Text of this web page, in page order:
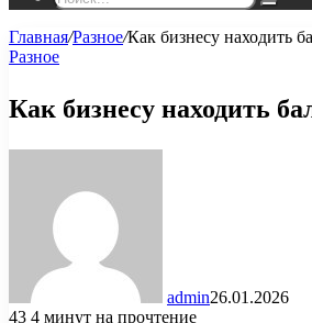
Главная/Разное/Как бизнесу находить
Разное
Как бизнесу находить
admin26.01.2026
43 4 минут на прочтение